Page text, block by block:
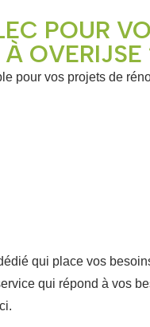
POUR
OVERIJSE
pour vos projets de
qui place vos
qui répond à vos